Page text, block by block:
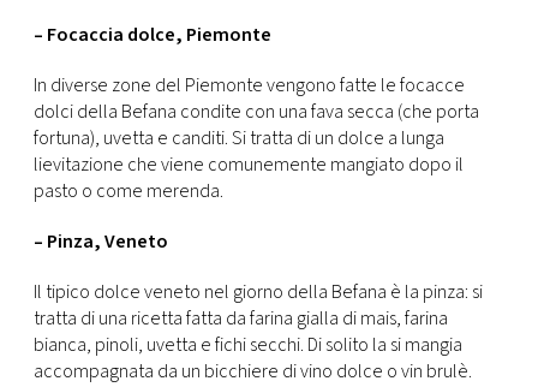
– Focaccia dolce, Piemonte
In diverse zone del Piemonte vengono fatte le focacce
dolci della Befana condite con una fava secca (che porta
fortuna), uvetta e canditi. Si tratta di un dolce a lunga
lievitazione che viene comunemente mangiato dopo il
pasto o come merenda.
– Pinza, Veneto
Il tipico dolce veneto nel giorno della Befana è la pinza: si
tratta di una ricetta fatta da farina gialla di mais, farina
bianca, pinoli, uvetta e fichi secchi. Di solito la si mangia
accompagnata da un bicchiere di vino dolce o vin brulè.